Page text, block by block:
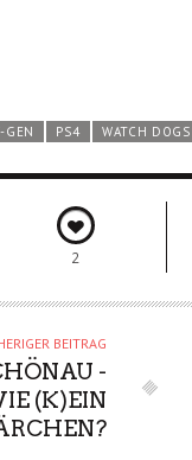
GEN PS4 WATCH DOGS
2
BEITRAG
-
(K)EIN